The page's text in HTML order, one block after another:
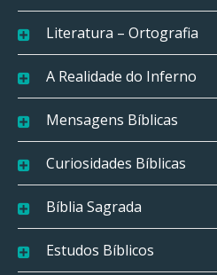
Literatura – Ortografia
A Realidade do Inferno
Mensagens Bíblicas
Curiosidades Bíblicas
Bíblia Sagrada
Estudos Bíblicos